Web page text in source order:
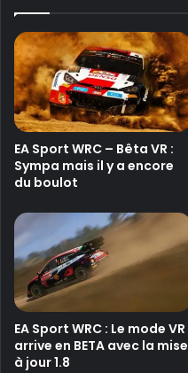
EA Sport WRC – Bêta VR :
Sympa mais il y a encore
du boulot
EA Sport WRC : Le mode VR
arrive en BETA avec la mise
à jour 1.8